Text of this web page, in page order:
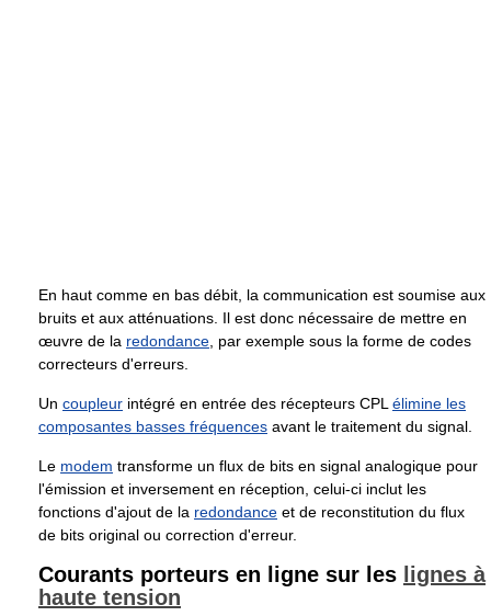
En haut comme en bas débit, la communication est soumise aux
bruits et aux atténuations. Il est donc nécessaire de mettre en
œuvre de la redondance , par exemple sous la forme de codes
correcteurs d'erreurs.
Un coupleur intégré en entrée des récepteurs CPL élimine les
composantes basses fréquences avant le traitement du signal.
Le modem transforme un flux de bits en signal analogique pour
l'émission et inversement en réception, celui-ci inclut les
fonctions d'ajout de la redondance et de reconstitution du flux
de bits original ou correction d'erreur.
Courants porteurs en ligne sur les lignes à
haute tension